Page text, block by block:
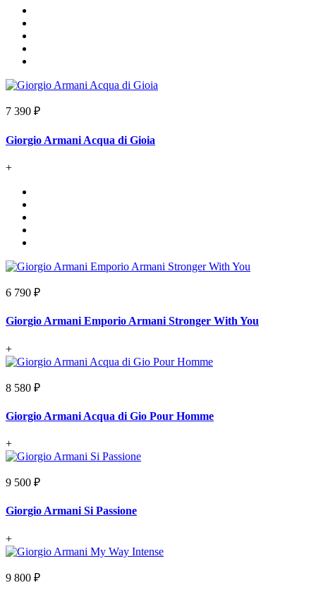
7 390 ₽
Giorgio Armani Acqua di Gioia
+
6 790 ₽
Giorgio Armani Emporio Armani Stronger With You
+
8 580 ₽
Giorgio Armani Acqua di Gio Pour Homme
+
9 500 ₽
Giorgio Armani Si Passione
+
9 800 ₽